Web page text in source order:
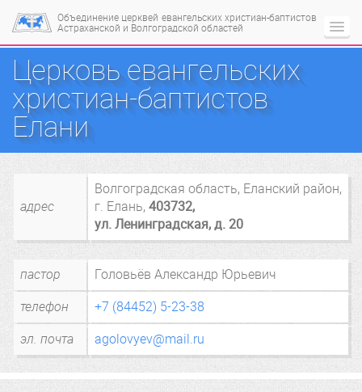
Объединение церквей евангельских христиан-баптистов
Астраханской и Волгоградской областей
Церковь евангельских
христиан-баптистов
Елани
адрес
Волгоградская область, Еланский район,
г. Елань, 403732,
ул. Ленинградская, д. 20
пастор Головьёв Александр Юрьевич
телефон +7 (84452) 5-23-38
эл. почта agolovyev@mail.ru